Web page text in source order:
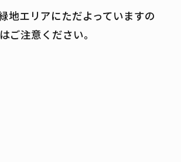
地エリアにただよっていますの
ご注意ください。